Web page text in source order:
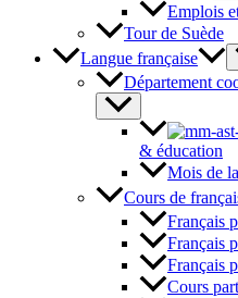
Emplois
Tour de Suède
Langue française
Département
& éducation
Mois de
Cours de
Français
Français
Français
Cours